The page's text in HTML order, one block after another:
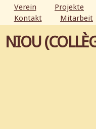
Direkt
zum
HAUPTMENÜ
Verein Projekte
Kontakt
Mitarbeit
NIOU